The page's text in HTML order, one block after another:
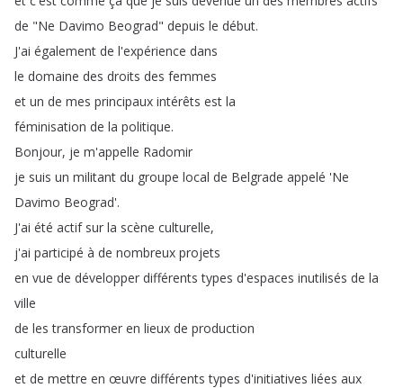
de "Ne Davimo Beograd" depuis le début.
J'ai également de l'expérience dans
le domaine des droits des femmes
et un de mes principaux intérêts est la
féminisation de la politique.
Bonjour, je m'appelle Radomir
je suis un militant du groupe local de Belgrade appelé 'Ne
Davimo Beograd'.
J'ai été actif sur la scène culturelle,
j'ai participé à de nombreux projets
en vue de développer différents types d'espaces inutilisés de la
ville
de les transformer en lieux de production
culturelle
et de mettre en œuvre différents types d'initiatives liées aux